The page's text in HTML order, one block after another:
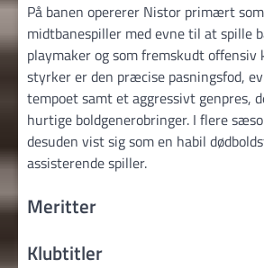
På banen opererer Nistor primært
midtbanespiller med evne til at spille
playmaker og som fremskudt
styrker er den præcise pasningsfod,
tempoet samt et aggressivt genpres,
hurtige boldgenerobringer. I flere
desuden vist sig som en habil
assisterende spiller.
Meritter
Klubtitler